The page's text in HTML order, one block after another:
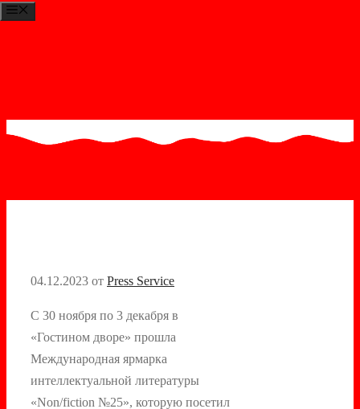
04.12.2023 от Press Service
С 30 ноября по 3 декабря в
«Гостином дворе» прошла
Международная ярмарка
интеллектуальной литературы
«Non/fiction №25», которую посетил